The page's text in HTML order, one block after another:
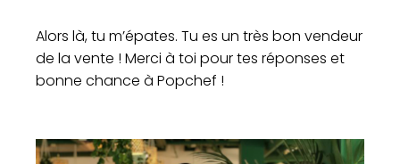
Alors là, tu m’épates. Tu es un très bon vendeur
de la vente ! Merci à toi pour tes réponses et
bonne chance à Popchef !